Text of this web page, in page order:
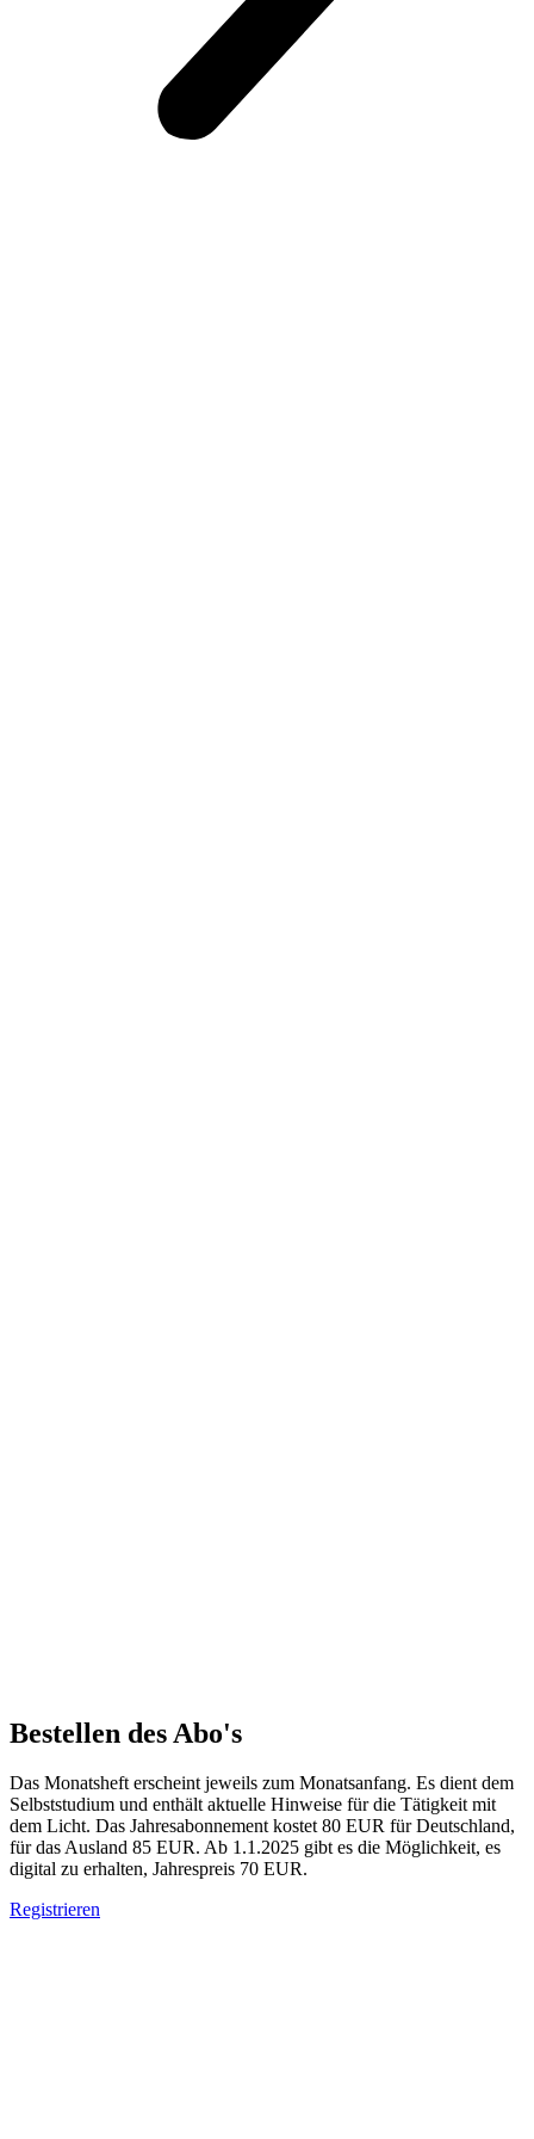
Bestellen des Abo's
Das Monatsheft erscheint jeweils zum Monatsanfang. Es dient dem
Selbststudium und enthält aktuelle Hinweise für die Tätigkeit mit
dem Licht. Das Jahresabonnement kostet 80 EUR für Deutschland,
für das Ausland 85 EUR. Ab 1.1.2025 gibt es die Möglichkeit, es
digital zu erhalten, Jahrespreis 70 EUR.
Registrieren